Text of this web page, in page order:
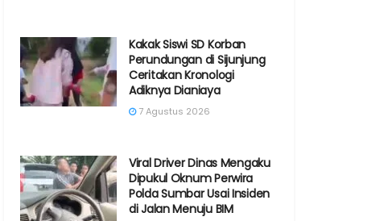
Kakak Siswi SD Korban
Perundungan di Sijunjung
Ceritakan Kronologi
Adiknya Dianiaya
7 Agustus 2026
Viral Driver Dinas Mengaku
Dipukul Oknum Perwira
Polda Sumbar Usai Insiden
di Jalan Menuju BIM